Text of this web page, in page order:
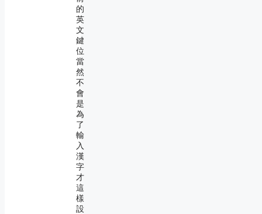
的
英
文
鍵
位
當
然
不
會
是
為
了
輸
入
漢
字
才
這
樣
設